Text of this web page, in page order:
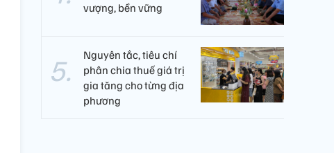
vượng, bền vững
Nguyên tắc, tiêu chí
phân chia thuế giá trị
gia tăng cho từng địa
phương